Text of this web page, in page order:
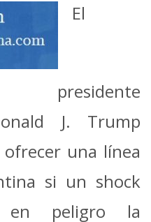
El
presidente
J. Trump
una línea
si un shock
en peligro la